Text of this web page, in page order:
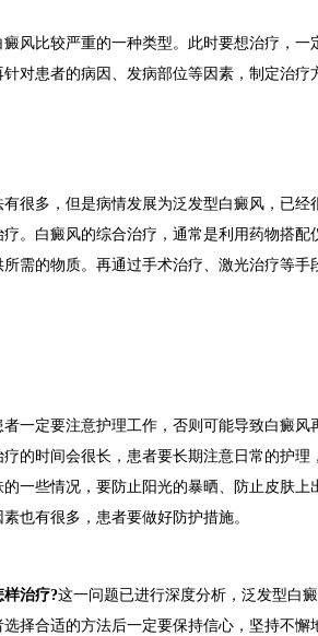
比较严重的一种类型。此时要想治疗，一
对患者的病因、发病部位等因素，制定治疗
多，但是病情发展为泛发型白癜风，已经
。白癜风的综合治疗，通常是利用药物搭
需的物质。再通过手术治疗、激光治疗等
定要注意护理工作，否则可能导致白癜风
的时间会很长，患者要长期注意日常的护
一些情况，要防止阳光的暴晒、防止皮肤
也有很多，患者要做好防护措施。
样治疗?这一问题已进行深度分析，泛发型白
择合适的方法后一定要保持信心，坚持不